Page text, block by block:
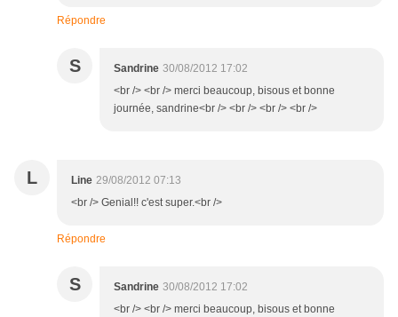
Répondre
S Sandrine 30/08/2012 17:02
<br /> <br /> merci beaucoup, bisous et bonne
journée, sandrine<br /> <br /> <br /> <br />
L Line 29/08/2012 07:13
<br /> Genial!! c'est super.<br />
Répondre
S Sandrine 30/08/2012 17:02
<br /> <br /> merci beaucoup, bisous et bonne